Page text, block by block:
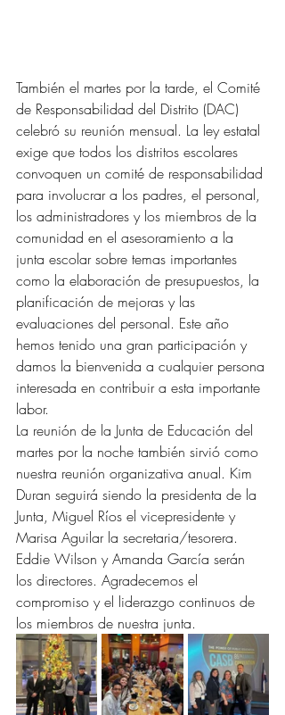
También el martes por la tarde, el Comité
de Responsabilidad del Distrito (DAC)
celebró su reunión mensual. La ley estatal
exige que todos los distritos escolares
convoquen un comité de responsabilidad
para involucrar a los padres, el personal,
los administradores y los miembros de la
comunidad en el asesoramiento a la
junta escolar sobre temas importantes
como la elaboración de presupuestos, la
planificación de mejoras y las
evaluaciones del personal. Este año
hemos tenido una gran participación y
damos la bienvenida a cualquier persona
interesada en contribuir a esta importante
labor.
La reunión de la Junta de Educación del
martes por la noche también sirvió como
nuestra reunión organizativa anual. Kim
Duran seguirá siendo la presidenta de la
Junta, Miguel Ríos el vicepresidente y
Marisa Aguilar la secretaria/tesorera.
Eddie Wilson y Amanda García serán
los directores. Agradecemos el
compromiso y el liderazgo continuos de
los miembros de nuestra junta.